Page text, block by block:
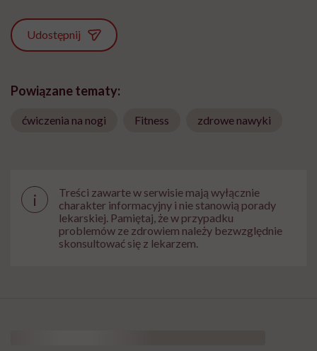
Udostępnij
Powiązane tematy:
ćwiczenia na nogi Fitness zdrowe nawyki
i
Treści zawarte w serwisie mają wyłącznie
charakter informacyjny i nie stanowią porady
lekarskiej. Pamiętaj, że w przypadku
problemów ze zdrowiem należy bezwzględnie
skonsultować się z lekarzem.